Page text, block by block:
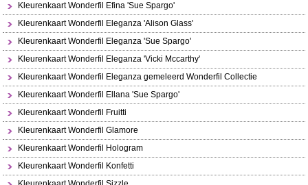
Kleurenkaart Wonderfil Efina 'Sue Spargo'
Kleurenkaart Wonderfil Eleganza 'Alison Glass'
Kleurenkaart Wonderfil Eleganza 'Sue Spargo'
Kleurenkaart Wonderfil Eleganza 'Vicki Mccarthy'
Kleurenkaart Wonderfil Eleganza gemeleerd Wonderfil Collectie
Kleurenkaart Wonderfil Ellana 'Sue Spargo'
Kleurenkaart Wonderfil Fruitti
Kleurenkaart Wonderfil Glamore
Kleurenkaart Wonderfil Hologram
Kleurenkaart Wonderfil Konfetti